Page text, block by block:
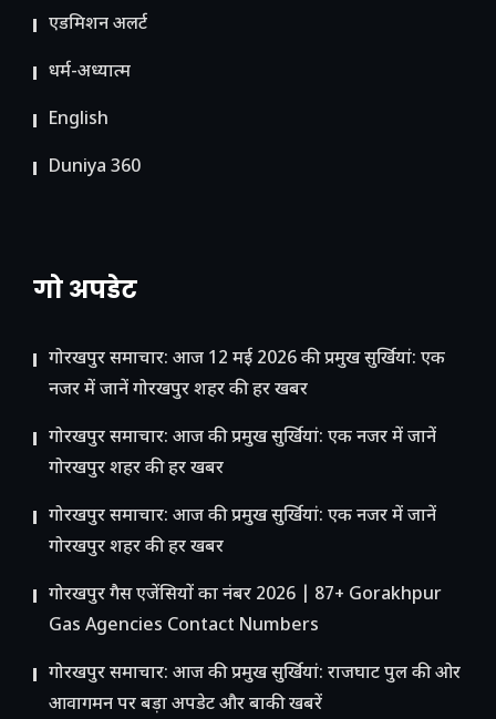
ए​डमिशन अलर्ट
धर्म-अध्यात्म
English
Duniya 360
गो अपडेट
गोरखपुर समाचार: आज 12 मई 2026 की प्रमुख सुर्खियां: एक
नजर में जानें गोरखपुर शहर की हर खबर
गोरखपुर समाचार: आज की प्रमुख सुर्खियां: एक नजर में जानें
गोरखपुर शहर की हर खबर
गोरखपुर समाचार: आज की प्रमुख सुर्खियां: एक नजर में जानें
गोरखपुर शहर की हर खबर
गोरखपुर गैस एजेंसियों का नंबर 2026 | 87+ Gorakhpur
Gas Agencies Contact Numbers
गोरखपुर समाचार: आज की प्रमुख सुर्खियां: राजघाट पुल की ओर
आवागमन पर बड़ा अपडेट और बाकी खबरें